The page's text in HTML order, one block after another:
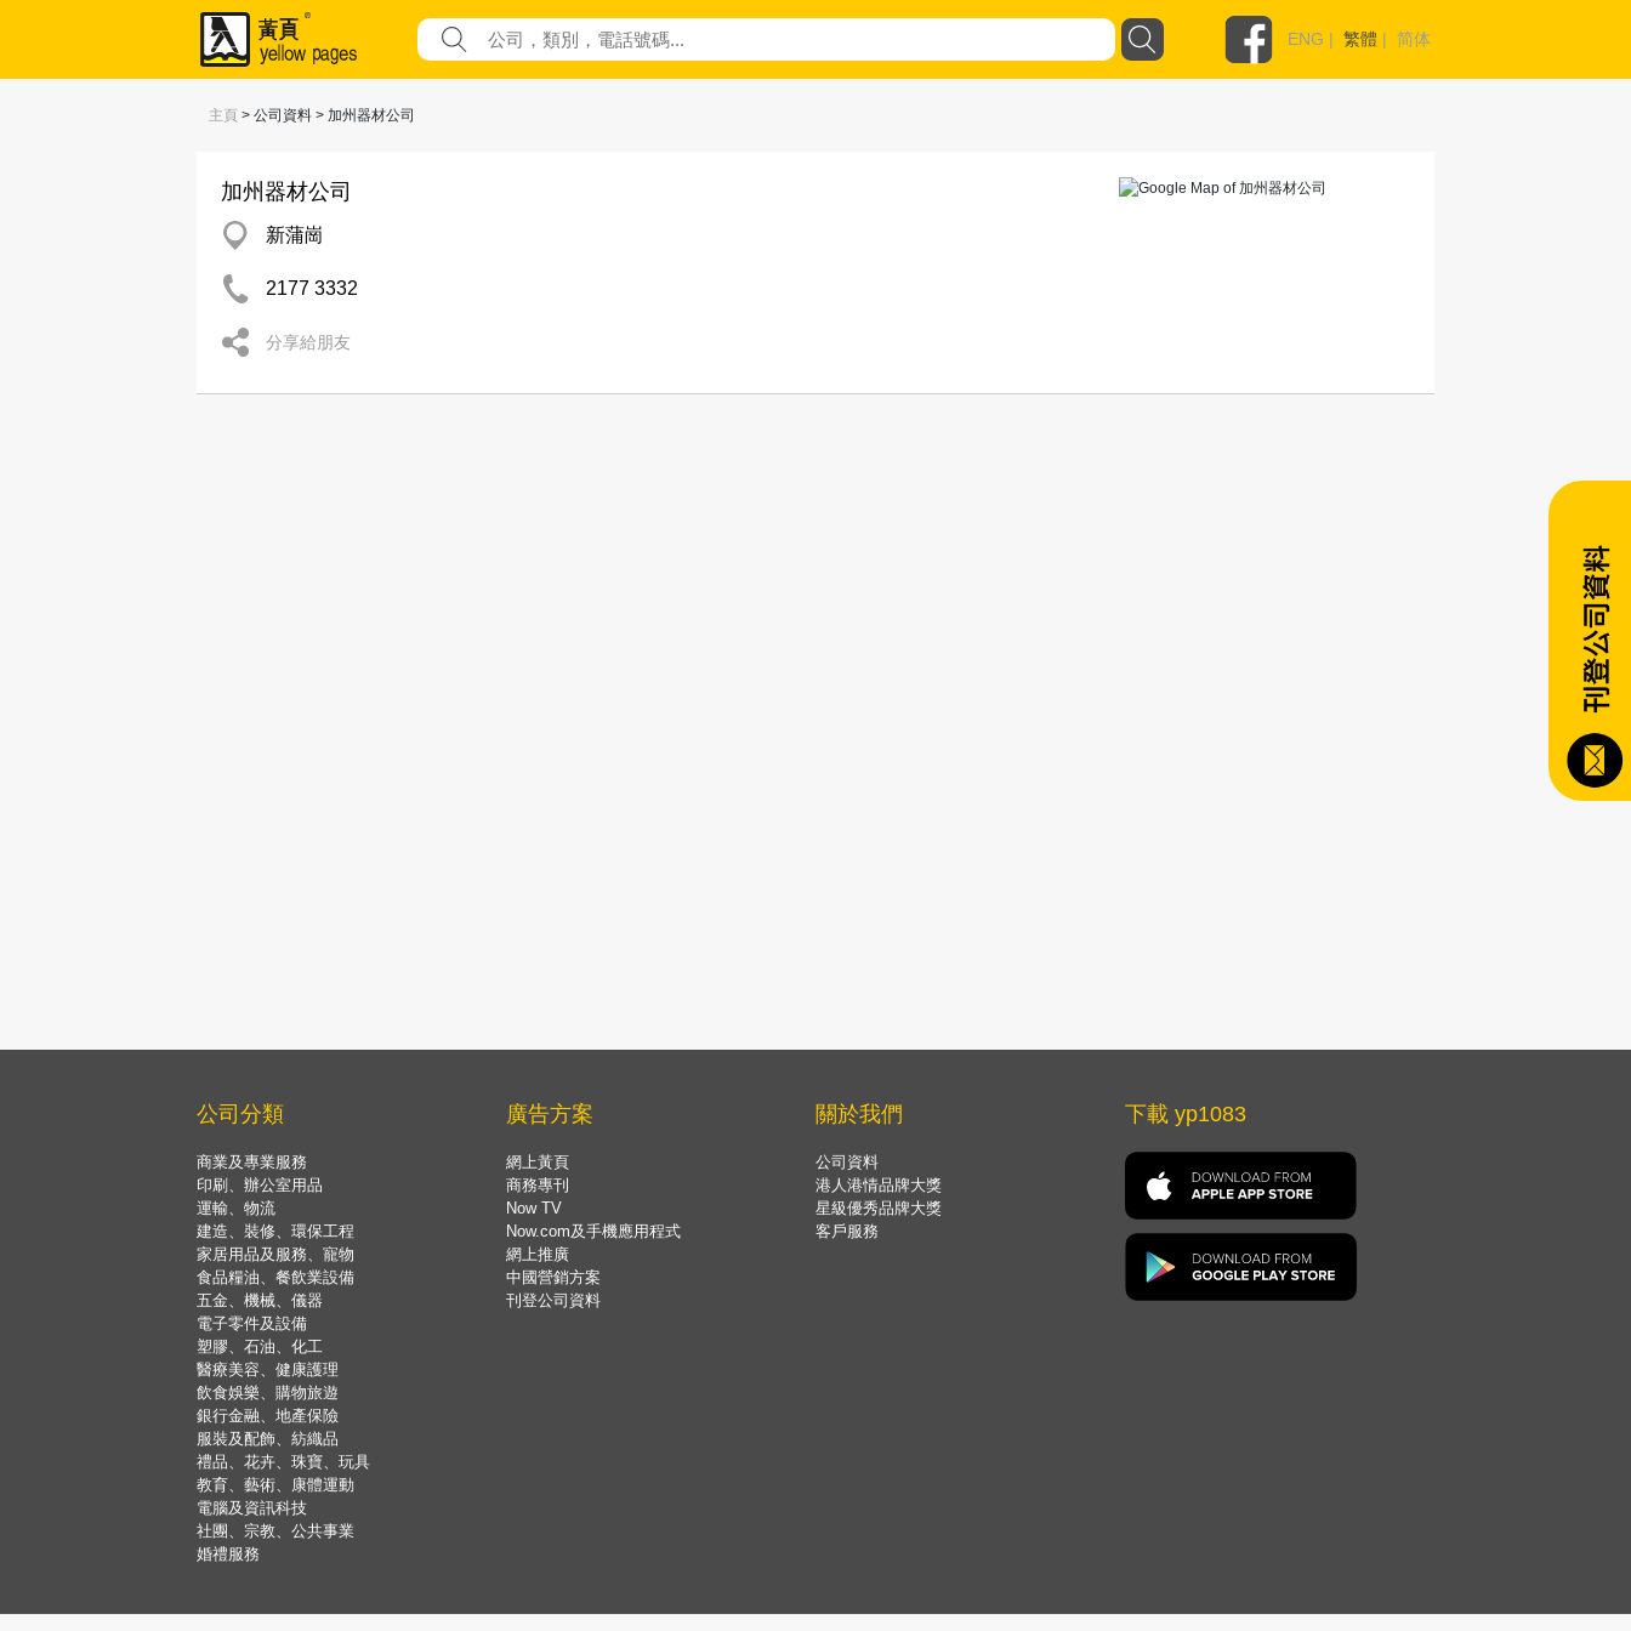
ENG | 繁體 | 简体
主頁 > 公司資料 > 加州器材公司
加州器材公司
新蒲崗
2177 3332
分享給朋友
公司分類
商業及專業服務
印刷、辦公室用品
運輸、物流
建造、裝修、環保工程
家居用品及服務、寵物
食品糧油、餐飲業設備
五金、機械、儀器
電子零件及設備
塑膠、石油、化工
醫療美容、健康護理
飲食娛樂、購物旅遊
銀行金融、地產保險
服裝及配飾、紡織品
禮品、花卉、珠寶、玩具
教育、藝術、康體運動
電腦及資訊科技
社團、宗教、公共事業
婚禮服務
廣告方案
網上黃頁
商務專刊
Now TV
Now.com及手機應用程式
網上推廣
中國營銷方案
刊登公司資料
關於我們
公司資料
港人港情品牌大獎
星級優秀品牌大獎
客戶服務
下載 yp1083